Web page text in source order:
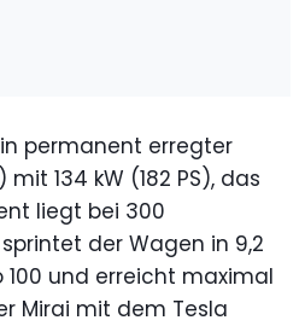
permanent erregter
134 kW (182 PS), das
liegt bei 300
der Wagen in 9,2
100 und erreicht maximal
Mirai mit dem Tesla